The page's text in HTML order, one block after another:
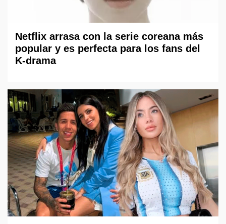
Netflix arrasa con la serie coreana más
popular y es perfecta para los fans del
K-drama